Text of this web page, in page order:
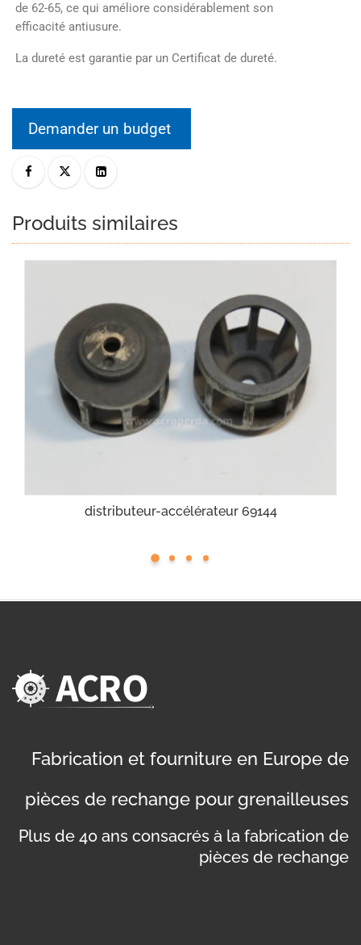
de 62-65, ce qui améliore considérablement son
efficacité antiusure.
La dureté est garantie par un Certificat de dureté.
Demander un budget
Produits similaires
distributeur-accélérateur 69144
Fabrication et fourniture en Europe de
pièces de rechange pour grenailleuses
Plus de 40 ans consacrés à la fabrication de
pièces de rechange